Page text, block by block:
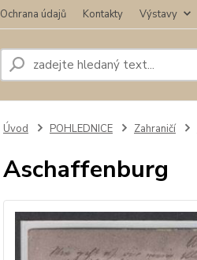
Ochrana údajů Kontakty Výstavy
Úvod POHLEDNICE Zahraničí
Aschaffenburg